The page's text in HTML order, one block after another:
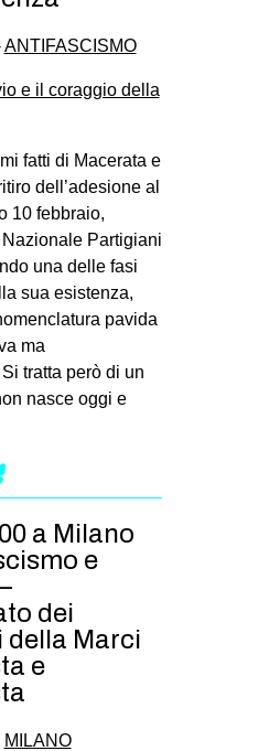
ANTIFASCISMO
fatti di Macerata e
dell’adesione al
10 febbraio,
Nazionale Partigiani
una delle fasi
sua esistenza,
pavida
ma
tratta però di un
nasce oggi e
a Milano
e
dei
della Marci
e
MILANO